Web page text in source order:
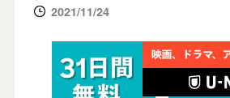
2021/11/24